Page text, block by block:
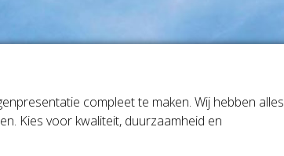
compleet te maken. Wij hebben alles
Kies voor kwaliteit, duurzaamheid en